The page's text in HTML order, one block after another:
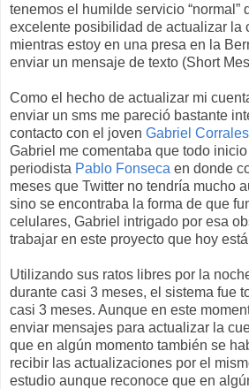
tenemos el humilde servicio “normal”
excelente posibilidad de actualizar la
mientras estoy en una presa en la
enviar un mensaje de texto (Short
Como el hecho de actualizar mi
enviar un sms me pareció bastante
contacto con el joven Gabriel Corrales
Gabriel me comentaba que todo inicio
periodista Pablo Fonseca en donde
meses que Twitter no tendría mucho
sino se encontraba la forma de que
celulares, Gabriel intrigado por esa
trabajar en este proyecto que hoy
Utilizando sus ratos libres por la
durante casi 3 meses, el sistema fue
casi 3 meses. Aunque en este
enviar mensajes para actualizar la
que en algún momento también se
recibir las actualizaciones por el
estudio aunque reconoce que en